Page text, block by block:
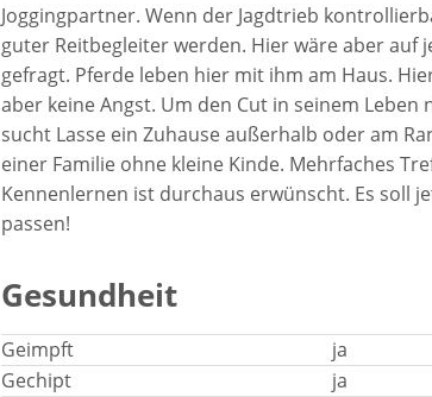
Joggingpartner. Wenn der Jagdtrieb
guter Reitbegleiter werden. Hier wäre aber auf
gefragt. Pferde leben hier mit ihm am Haus.
aber keine Angst. Um den Cut in seinem Leben
sucht Lasse ein Zuhause außerhalb oder am
einer Familie ohne kleine Kinde. Mehrfaches
Kennenlernen ist durchaus erwünscht. Es soll
passen!
Gesundheit
Geimpft
ja
Gechipt
ja